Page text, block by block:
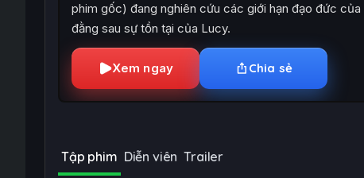
phim gốc) đang nghiên cứu các giới hạn đạo đức
đằng sau sự tồn tại của Lucy.
Xem ngay Chia sẻ
Tập phim Diễn viên Trailer